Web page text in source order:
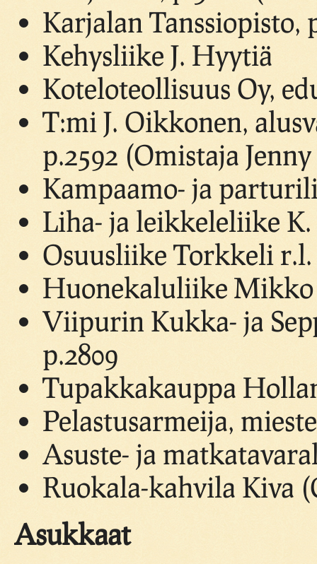
Karjalan Tanssiopisto,
Kehysliike J. Hyytiä
Koteloteollisuus Oy,
T:mi J. Oikkonen,
p.2592 (Omistaja
Kampaamo- ja
Liha- ja leikkeleliike K.
Osuusliike Torkkeli r.l.
Huonekaluliike Mikko
Viipurin Kukka- ja
p.2809
Tupakkakauppa
Pelastusarmeija,
Asuste- ja
Ruokala-kahvila Kiva
Asukkaat